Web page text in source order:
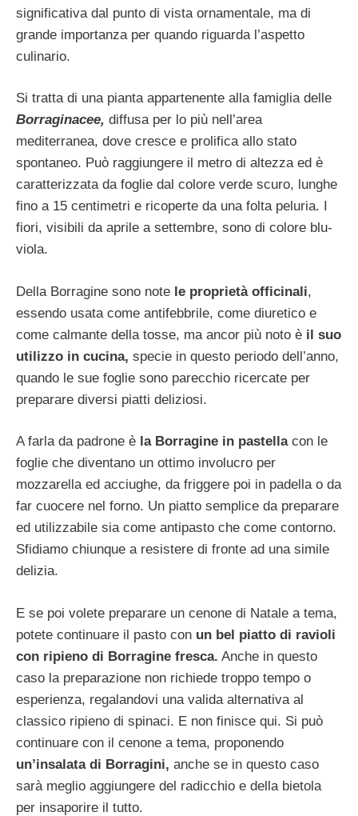
significativa dal punto di vista ornamentale, ma di
grande importanza per quando riguarda l’aspetto
culinario.
Si tratta di una pianta appartenente alla famiglia delle
Borraginacee, diffusa per lo più nell’area
mediterranea, dove cresce e prolifica allo stato
spontaneo. Può raggiungere il metro di altezza ed è
caratterizzata da foglie dal colore verde scuro, lunghe
fino a 15 centimetri e ricoperte da una folta peluria. I
fiori, visibili da aprile a settembre, sono di colore blu-
viola.
Della Borragine sono note le proprietà officinali,
essendo usata come antifebbrile, come diuretico e
come calmante della tosse, ma ancor più noto è il suo
utilizzo in cucina, specie in questo periodo dell’anno,
quando le sue foglie sono parecchio ricercate per
preparare diversi piatti deliziosi.
A farla da padrone è la Borragine in pastellacon le
foglie che diventano un ottimo involucro per
mozzarella ed acciughe, da friggere poi in padella o da
far cuocere nel forno. Un piatto semplice da preparare
ed utilizzabile sia come antipasto che come contorno.
Sfidiamo chiunque a resistere di fronte ad una simile
delizia.
E se poi volete preparare un cenone di Natale a tema,
potete continuare il pasto con un bel piatto di ravioli
con ripieno di Borragine fresca. Anche in questo
caso la preparazione non richiede troppo tempo o
esperienza, regalandovi una valida alternativa al
classico ripieno di spinaci. E non finisce qui. Si può
continuare con il cenone a tema, proponendo
un’insalata di Borragini, anche se in questo caso
sarà meglio aggiungere del radicchio e della bietola
per insaporire il tutto.